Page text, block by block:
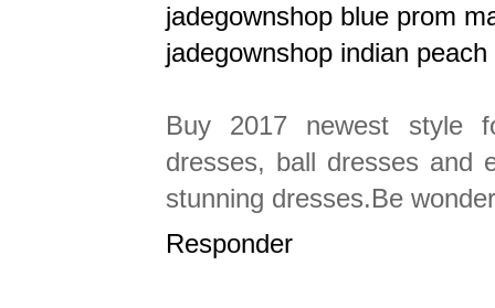
jadegownshop blue prom
jadegownshop indian
Buy 2017 newest style
dresses, ball dresses and
stunning dresses.Be
Responder